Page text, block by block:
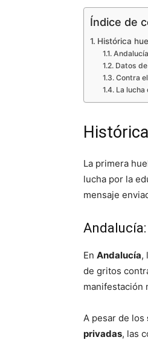
Índice de
Histórica
Datos
Contra
La lucha
La primera
lucha por la
mensaje
En Andalucía,
de gritos
manifestación
A pesar de los
privadas, las